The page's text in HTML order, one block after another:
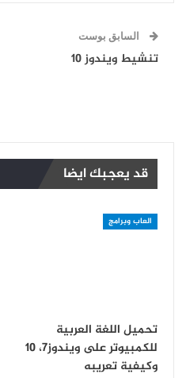
السابق بوست
تنشيط ويندوز 10
قد يعجبك ايضا
العاب وبرامج
تحميل اللغة العربية
للكمبيوتر على ويندوز7، 10
وكيفية تعريبه